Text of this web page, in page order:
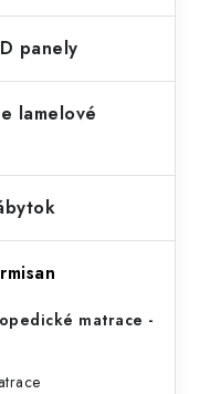
panely
lamelové
matrace -